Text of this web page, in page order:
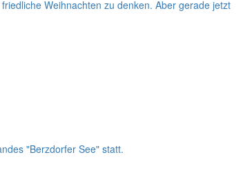
Weihnachten zu denken. Aber gerade jetzt
"Berzdorfer See" statt.